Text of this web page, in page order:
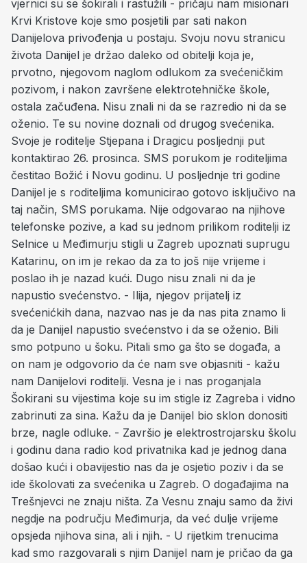
vjernici su se šokirali i rastužili - pričaju nam misionari
Krvi Kristove koje smo posjetili par sati nakon
Danijelova privođenja u postaju. Svoju novu stranicu
života Danijel je držao daleko od obitelji koja je,
prvotno, njegovom naglom odlukom za svećeničkim
pozivom, i nakon završene elektrotehničke škole,
ostala začuđena. Nisu znali ni da se razredio ni da se
oženio. Te su novine doznali od drugog svećenika.
Svoje je roditelje Stjepana i Dragicu posljednji put
kontaktirao 26. prosinca. SMS porukom je roditeljima
čestitao Božić i Novu godinu. U posljednje tri godine
Danijel je s roditeljima komunicirao gotovo isključivo na
taj način, SMS porukama. Nije odgovarao na njihove
telefonske pozive, a kad su jednom prilikom roditelji iz
Selnice u Međimurju stigli u Zagreb upoznati suprugu
Katarinu, on im je rekao da za to još nije vrijeme i
poslao ih je nazad kući. Dugo nisu znali ni da je
napustio svećenstvo. - Ilija, njegov prijatelj iz
svećenićkih dana, nazvao nas je da nas pita znamo li
da je Danijel napustio svećenstvo i da se oženio. Bili
smo potpuno u šoku. Pitali smo ga što se događa, a
on nam je odgovorio da će nam sve objasniti - kažu
nam Danijelovi roditelji. Vesna je i nas proganjala
Šokirani su vijestima koje su im stigle iz Zagreba i vidno
zabrinuti za sina. Kažu da je Danijel bio sklon donositi
brze, nagle odluke. - Završio je elektrostrojarsku školu
i godinu dana radio kod privatnika kad je jednog dana
došao kući i obavijestio nas da je osjetio poziv i da se
ide školovati za svećenika u Zagreb. O događajima na
Trešnjevci ne znaju ništa. Za Vesnu znaju samo da živi
negdje na području Međimurja, da već dulje vrijeme
opsjeda njihova sina, ali i njih. - U rijetkim trenucima
kad smo razgovarali s njim Danijel nam je pričao da ga